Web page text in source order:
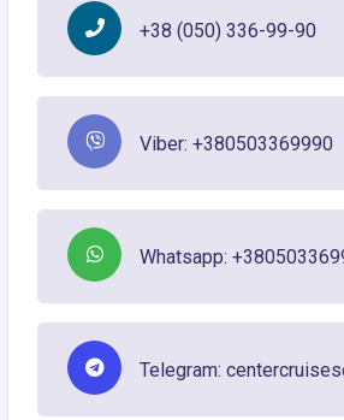
+38 (050) 336-99-90
Viber: +380503369990
Whatsapp:
Telegram: